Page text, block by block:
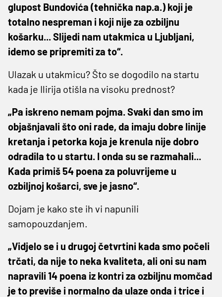
glupost Bundovića (tehnička nap.a.) koji je
totalno nespreman i koji nije za ozbiljnu
košarku... Slijedi nam utakmica u Ljubljani,
idemo se pripremiti za to“.
Ulazak u utakmicu? Što se dogodilo na startu
kada je Ilirija otišla na visoku prednost?
„Pa iskreno nemam pojma. Svaki dan smo im
objašnjavali što oni rade, da imaju dobre linije
kretanja i petorka koja je krenula nije dobro
odradila to u startu. I onda su se razmahali...
Kada primiš 54 poena za poluvrijeme u
ozbiljnoj košarci, sve je jasno“.
Dojam je kako ste ih vi napunili
samopouzdanjem.
„Vidjelo se i u drugoj četvrtini kada smo počeli
trčati, da nije to neka kvaliteta, ali oni su nam
napravili 14 poena iz kontri za ozbiljnu momčad
je to previše i normalno da ulaze onda i trice i